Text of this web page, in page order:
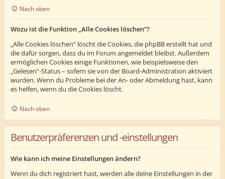
Nach oben
Wozu ist die Funktion „Alle Cookies löschen“?
„Alle Cookies löschen“ löscht die Cookies, die phpBB erstellt hat und
die dafür sorgen, dass du im Forum angemeldet bleibst. Außerdem
ermöglichen Cookies einige Funktionen, wie beispielsweise den
„Gelesen“-Status – sofern sie von der Board-Administration aktiviert
wurden. Wenn du Probleme bei der An- oder Abmeldung hast, kann
es helfen, wenn du die Cookies löscht.
Nach oben
Benutzerpräferenzen und -einstellungen
Wie kann ich meine Einstellungen ändern?
Wenn du dich registriert hast, werden alle deine Einstellungen in der